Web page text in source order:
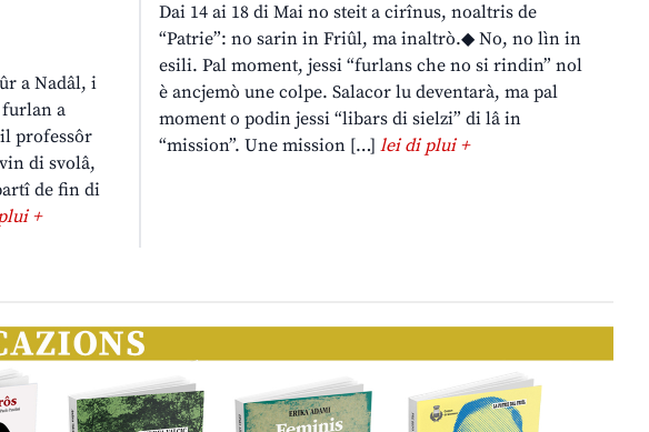
a Nadâl, i
a
professôr
di svolâ,
de fin di
+
Dai 14 ai 18 di Mai no steit a cirînus, noaltris de
“Patrie”: no sarin in Friûl, ma inaltrò.◆ No, no lìn in
esili. Pal moment, jessi “furlans che no si rindin” nol
è ancjemò une colpe. Salacor lu deventarà, ma pal
moment o podin jessi “libars di sielzi” di lâ in
“mission”. Une mission […]lei di plui +